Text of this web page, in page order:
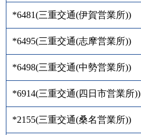
*6481(三重交通(伊賀営業所))
*6495(三重交通(志摩営業所))
*6498(三重交通(中勢営業所))
*6914(三重交通(四日市営業所))
*2155(三重交通(桑名営業所))